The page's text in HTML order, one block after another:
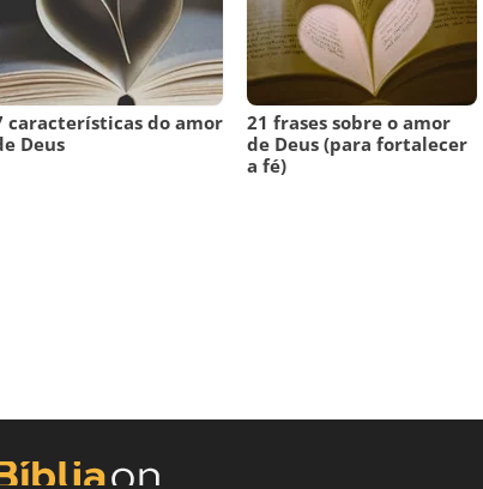
características do amor
Deus
21 frases sobre o amor
de Deus (para fortalecer
a fé)